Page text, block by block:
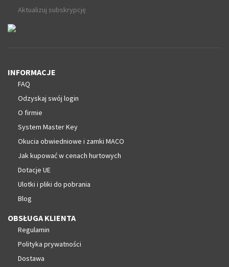
Aktualizuj subskrypcję
INFORMACJE
FAQ
Odzyskaj swój login
O firmie
System Master Key
Okucia obwiedniowe i zamki MACO
Jak kupować w cenach hurtowych
Dotacje UE
Ulotki i pliki do pobrania
Blog
OBSŁUGA KLIENTA
Regulamin
Polityka prywatności
Dostawa